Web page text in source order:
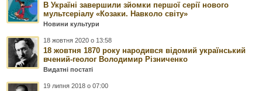
В Україні завершили зйомки першої серії нового
мультсеріалу «Козаки. Навколо світу»
Новини культури
18 жовтня 2020 о 13:58
18 жовтня 1870 року народився відомий український
вчений-геолог Володимир Різниченко
Видатні постаті
19 липня 2018 о 07:00